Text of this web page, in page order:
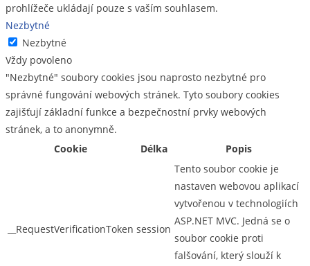
prohlížeče ukládají pouze s vaším souhlasem.
Nezbytné
Nezbytné
Vždy povoleno
"Nezbytné" soubory cookies jsou naprosto nezbytné pro
správné fungování webových stránek. Tyto soubory cookies
zajišťují základní funkce a bezpečnostní prvky webových
stránek, a to anonymně.
Cookie
Délka Popis
__RequestVerificationToken session
Tento soubor cookie je
nastaven webovou aplikací
vytvořenou v technologiích
ASP.NET MVC. Jedná se o
soubor cookie proti
falšování, který slouží k